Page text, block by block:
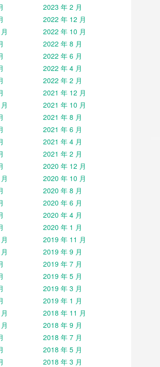
2023 年 2 月
2022 年 12 月
2022 年 10 月
2022 年 8 月
2022 年 6 月
2022 年 4 月
2022 年 2 月
2021 年 12 月
2021 年 10 月
2021 年 8 月
2021 年 6 月
2021 年 4 月
2021 年 2 月
2020 年 12 月
2020 年 10 月
2020 年 8 月
2020 年 6 月
2020 年 4 月
2020 年 1 月
2019 年 11 月
2019 年 9 月
2019 年 7 月
2019 年 5 月
2019 年 3 月
2019 年 1 月
2018 年 11 月
2018 年 9 月
2018 年 7 月
2018 年 5 月
2018 年 3 月